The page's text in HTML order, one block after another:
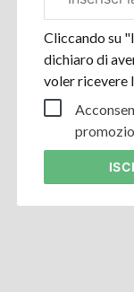
aziendale
Cliccando su
dichiaro di
voler ricevere